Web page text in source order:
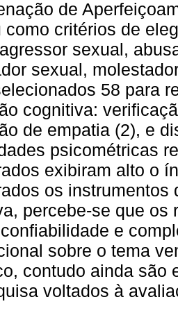
de
como critérios de
sexual,
sexual,
58 para
cognitiva:
de empatia (2), e
psicométricas
exibiram alto o
os
percebe-se que os
e
sobre o tema
contudo ainda são
voltados à